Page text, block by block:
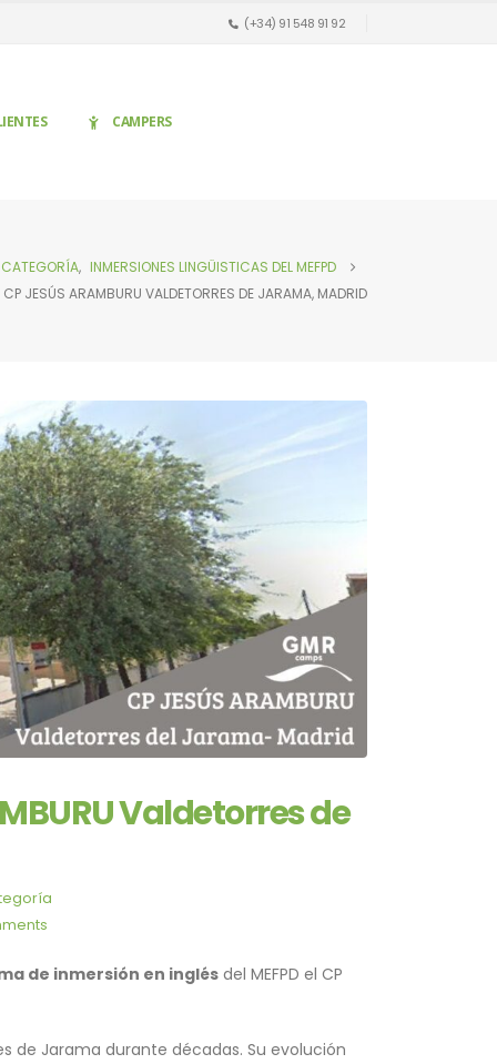
(+34) 91 548 91 92
CAMPERS
, INMERSIONES LINGÜISTICAS DEL MEFPD
JESÚS ARAMBURU VALDETORRES DE JARAMA, MADRID
Valdetorres de
de inmersión en inglésdel MEFPD el CP
de Jarama durante décadas. Su evolución